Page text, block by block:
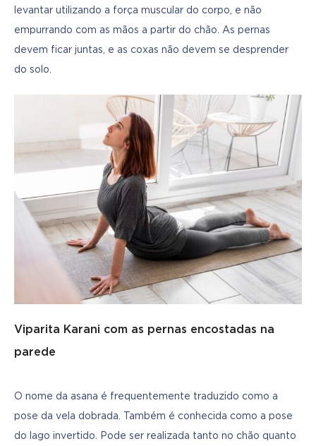
levantar utilizando a força muscular do corpo, e não
empurrando com as mãos a partir do chão. As pernas
devem ficar juntas, e as coxas não devem se desprender
do solo.
Viparita Karani com as pernas encostadas na
parede
O nome da asana é frequentemente traduzido como a
pose da vela dobrada. Também é conhecida como a pose
do lago invertido. Pode ser realizada tanto no chão quanto